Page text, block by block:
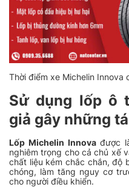
Thời điểm xe Michelin Innova
Sử dụng lốp ô
giả gây những
Lốp Michelin Innovađược
nghiêm trọng cho cả chủ xế
chất liệu kém chắc chắn, độ
chóng, làm tăng nguy cơ
cho người điều khiển.